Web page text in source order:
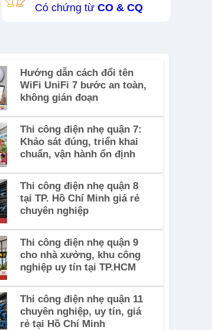
Có chứng từ CO & CQ
Hướng dẫn cách đổi tên
WiFi UniFi 7 bước an toàn,
không gián đoạn
Thi công điện nhẹ quận 7:
Khảo sát đúng, triển khai
chuẩn, vận hành ổn định
Thi công điện nhẹ quận 8
tại TP. Hồ Chí Minh giá rẻ
chuyên nghiệp
Thi công điện nhẹ quận 9
cho nhà xưởng, khu công
nghiệp uy tín tại TP.HCM
Thi công điện nhẹ quận 11
chuyên nghiệp, uy tín, giá
rẻ tại Hồ Chí Minh